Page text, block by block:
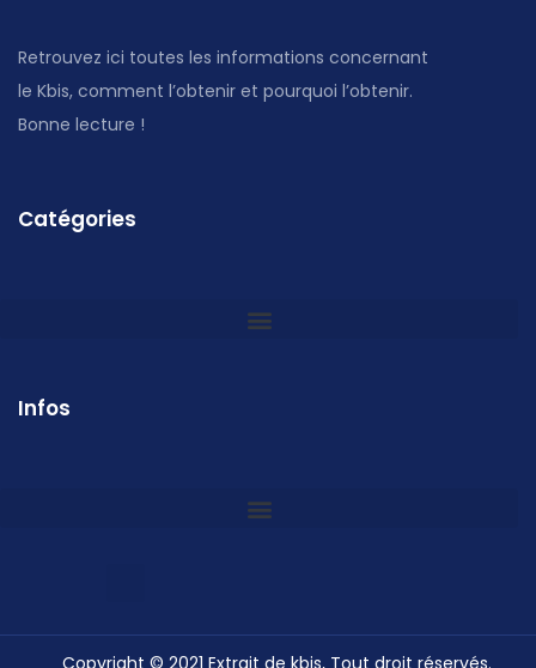
Retrouvez ici toutes les informations concernant
le Kbis, comment l’obtenir et pourquoi l’obtenir.
Bonne lecture !
Catégories
Infos